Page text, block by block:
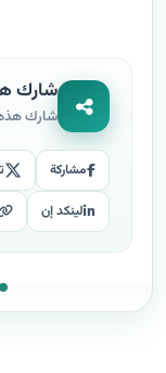
شارك
شارك
مشاركة
لينكد إن